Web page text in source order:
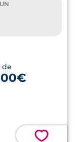
de
💗